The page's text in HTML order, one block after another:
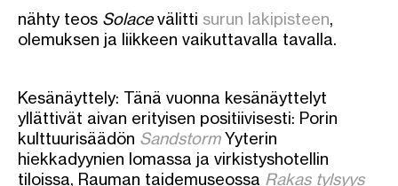
nähty teos Solacevälitti surun lakipisteen,
olemuksen ja liikkeen vaikuttavalla tavalla.
Kesänäyttely: Tänä vuonna kesänäyttelyt
yllättivät aivan erityisen positiivisesti: Porin
kulttuurisäädön SandstormYyterin
hiekkadyynien lomassa ja virkistyshotellin
tiloissa, Rauman taidemuseossa Rakas tylsyys